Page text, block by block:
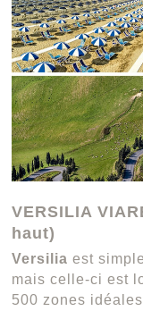
VERSILIA
haut)
Versilia est
mais celle-ci est
500 zones